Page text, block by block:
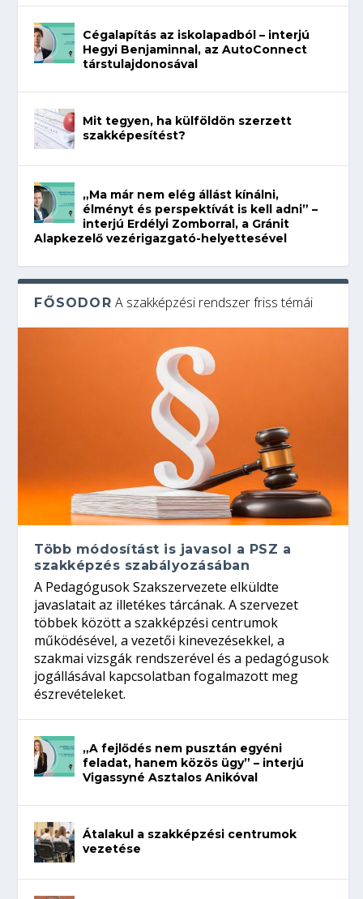
Cégalapítás az iskolapadból – interjú
Hegyi Benjaminnal, az AutoConnect
társtulajdonosával
Mit tegyen, ha külföldön szerzett
szakképesítést?
„Ma már nem elég állást kínálni,
élményt és perspektívát is kell adni” –
interjú Erdélyi Zomborral, a Gránit
Alapkezelő vezérigazgató-helyettesével
FŐSODOR A szakképzési rendszer friss témái
Több módosítást is javasol a PSZ a
szakképzés szabályozásában
A Pedagógusok Szakszervezete elküldte
javaslatait az illetékes tárcának. A szervezet
többek között a szakképzési centrumok
működésével, a vezetői kinevezésekkel, a
szakmai vizsgák rendszerével és a pedagógusok
jogállásával kapcsolatban fogalmazott meg
észrevételeket.
„A fejlődés nem pusztán egyéni
feladat, hanem közös ügy” – interjú
Vigassyné Asztalos Anikóval
Átalakul a szakképzési centrumok
vezetése